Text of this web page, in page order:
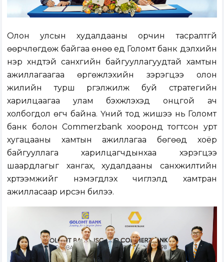
Олон улсын худалдааны орчин тасралтгүй
өөрчлөгдөж байгаа өнөө үед Голомт банк дэлхийн
нэр хүндтэй санхүүгийн байгууллагуудтай хамтын
ажиллагаагаа өргөжүүлэхийн зэрэгцээ олон
жилийн турш үргэлжилж буй стратегийн
харилцаагаа улам бэхжүүлэхэд онцгой ач
холбогдол өгч байна. Үүний тод жишээ нь Голомт
банк болон Commerzbank хооронд тогтсон урт
хугацааны хамтын ажиллагаа бөгөөд хоёр
байгууллага харилцагчдынхаа хэрэгцээ
шаардлагыг хангах, худалдааны санхүүжилтийн
хүртээмжийг нэмэгдүүлэх чиглэлд хамтран
ажилласаар ирсэн билээ.